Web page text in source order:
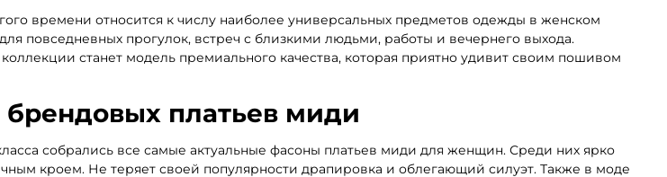
времени относится к числу наиболее универсальных предметов одежды в женском
повседневных прогулок, встреч с близкими людьми, работы и вечернего выхода.
станет модель премиального качества, которая приятно удивит своим пошивом
платьев миди
собрались все самые актуальные фасоны платьев миди для женщин. Среди них ярко
кроем. Не теряет своей популярности драпировка и облегающий силуэт. Также в моде